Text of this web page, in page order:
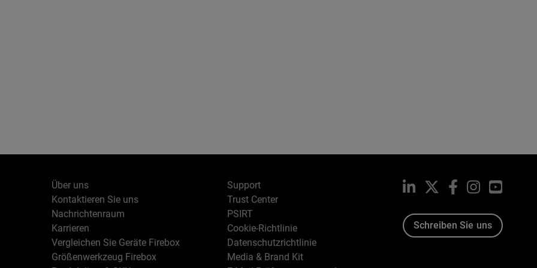
Über uns
Kontaktieren Sie uns
Nachrichtenraum
Karrieren
Vergleichen Sie Geräte Firebox
Größenwerkzeug Firebox
Support
Trust Center
PSIRT
Cookie-Richtlinie
Datenschutzrichtlinie
Media & Brand Kit
LinkedIn Facebook
Instagram
Schreiben Sie uns